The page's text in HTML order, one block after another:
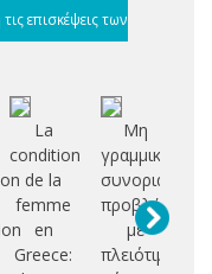
επισκέψεις των
La
condition
de la
femme
en
Greece:
Μη
γραμμικά
συνοριακά
προβλήματα
με
πλειότιμους